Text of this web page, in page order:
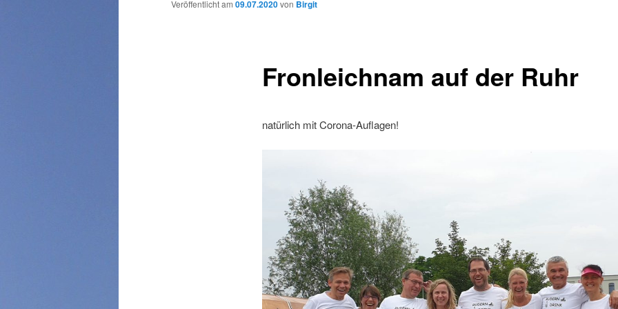
Fronleichnam auf der Ruhr
Veröffentlicht am 09.07.2020von Birgit
natürlich mit Corona-Auflagen!